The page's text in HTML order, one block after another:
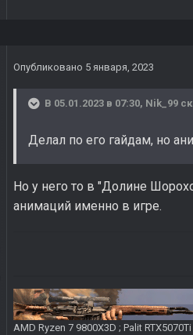
Опубликовано 5 января, 2023
В 05.01.2023 в 07:30, Nik_99
Делал по его гайдам, но
Но у него то в "Долине
анимаций именно в игре.
AMD Ryzen 7 9800X3D ; Palit